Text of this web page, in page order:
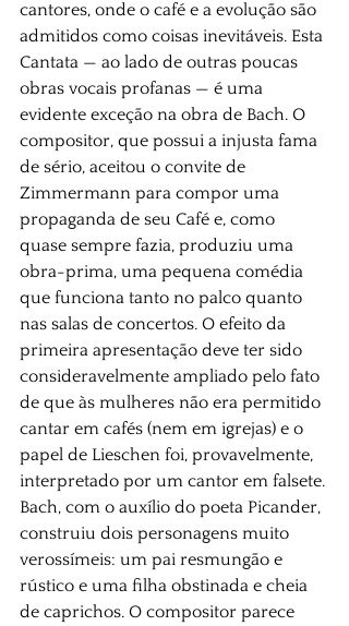
cantores, onde o café e a evolução são
admitidos como coisas inevitáveis. Esta
Cantata — ao lado de outras poucas
obras vocais profanas — é uma
evidente exceção na obra de Bach. O
compositor, que possui a injusta fama
de sério, aceitou o convite de
Zimmermann para compor uma
propaganda de seu Café e, como
quase sempre fazia, produziu uma
obra-prima, uma pequena comédia
que funciona tanto no palco quanto
nas salas de concertos. O efeito da
primeira apresentação deve ter sido
consideravelmente ampliado pelo fato
de que às mulheres não era permitido
cantar em cafés (nem em igrejas) e o
papel de Lieschen foi, provavelmente,
interpretado por um cantor em falsete.
Bach, com o auxílio do poeta Picander,
construiu dois personagens muito
verossímeis: um pai resmungão e
rústico e uma filha obstinada e cheia
de caprichos. O compositor parece